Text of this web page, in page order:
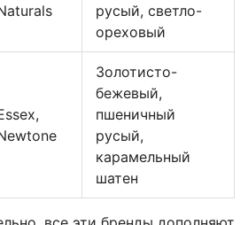
русый, светло-
ореховый
Золотисто-
бежевый,
пшеничный
русый,
карамельный
шатен